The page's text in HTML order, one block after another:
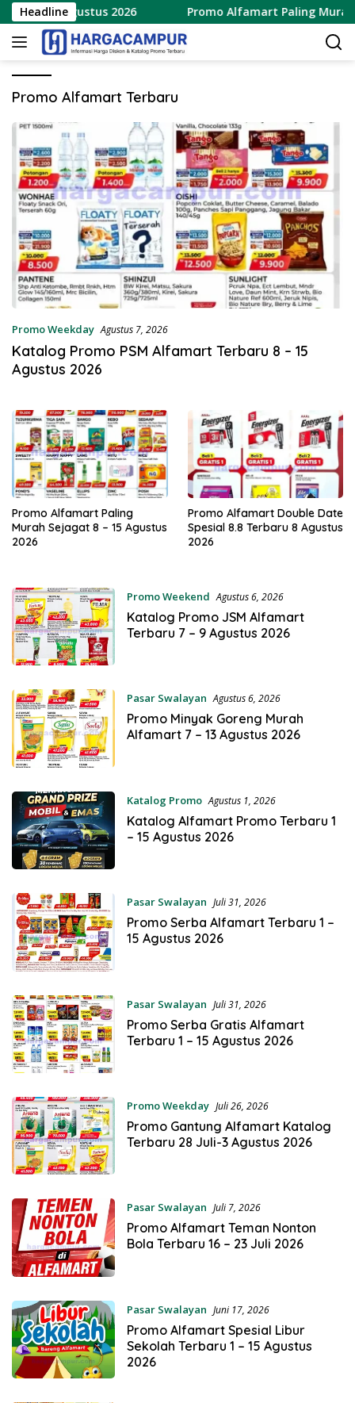
Langsung
ke
konten
Headline
– 15 Agustus 2026 Promo Alfamart Paling Murah
Promo Alfamart Terbaru
Promo Weekday Agustus 7, 2026
Katalog Promo PSM Alfamart Terbaru 8 – 15
Agustus 2026
Promo Alfamart Paling
Murah Sejagat 8 – 15 Agustus
2026
Promo Alfamart Double Date
Spesial 8.8 Terbaru 8 Agustus
2026
Promo Weekend Agustus 6, 2026
Katalog Promo JSM Alfamart
Terbaru 7 – 9 Agustus 2026
Pasar Swalayan Agustus 6, 2026
Promo Minyak Goreng Murah
Alfamart 7 – 13 Agustus 2026
Katalog Promo Agustus 1, 2026
Katalog Alfamart Promo Terbaru 1
– 15 Agustus 2026
Pasar Swalayan Juli 31, 2026
Promo Serba Alfamart Terbaru 1 –
15 Agustus 2026
Pasar Swalayan Juli 31, 2026
Promo Serba Gratis Alfamart
Terbaru 1 – 15 Agustus 2026
Promo Weekday Juli 26, 2026
Promo Gantung Alfamart Katalog
Terbaru 28 Juli-3 Agustus 2026
Pasar Swalayan Juli 7, 2026
Promo Alfamart Teman Nonton
Bola Terbaru 16 – 23 Juli 2026
Pasar Swalayan Juni 17, 2026
Promo Alfamart Spesial Libur
Sekolah Terbaru 1 – 15 Agustus
2026